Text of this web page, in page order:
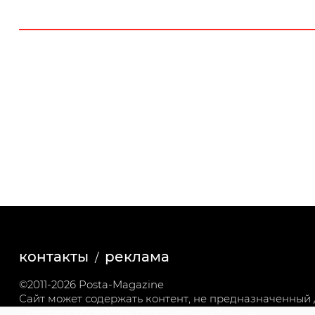
контакты реклама
©2011-2026 Posta-Magazine
Сайт может содержать контент, не предназначенный